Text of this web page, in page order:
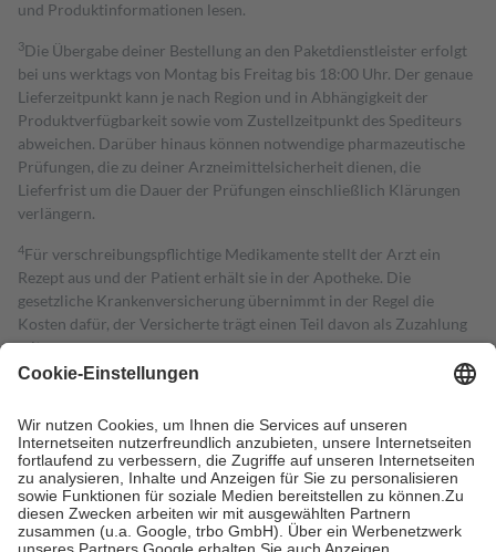
und Produktinformationen lesen.
3Die Übergabe deiner Bestellung an den Paketdienstleister erfolgt
bei uns werktags von Montag bis Freitag bis 18:00 Uhr. Der genaue
Lieferzeitpunkt kann je nach Region und in Abhängigkeit der
Produktverfügbarkeit sowie vom Zustellzeitpunkt des Spediteurs
abweichen. Darüber hinaus können notwendige pharmazeutische
Prüfungen, die zu deiner Arzneimittelsicherheit dienen, die
Lieferfrist um die Dauer der Prüfungen einschließlich Klärungen
verlängern.
4Für verschreibungspflichtige Medikamente stellt der Arzt ein
Rezept aus und der Patient erhält sie in der Apotheke. Die
gesetzliche Krankenversicherung übernimmt in der Regel die
Kosten dafür, der Versicherte trägt einen Teil davon als Zuzahlung
mit.
Grundsätzlich leisten Mitglieder Zuzahlungen in Höhe von zehn
höchstens zehn Euro.
Es sind jedoch nie mehr als die tatsächlichen
Kosten der Leistung zu entrichten.
Diese Regeln gelten grundsätzlich auch für Online-Apotheken.
Bei Heilmitteln und häuslicher Krankenpflege beträgt die
Zuzahlung zehn Prozent der Kosten sowie zehn Euro je
Verordnung.